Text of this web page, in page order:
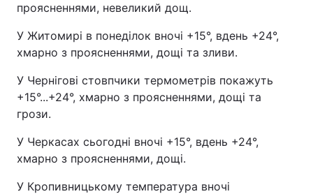
проясненнями, невеликий дощ.
У Житомирі в понеділок вночі +15°, вдень +24°,
хмарно з проясненнями, дощі та зливи.
У Чернігові стовпчики термометрів покажуть
+15°...+24°, хмарно з проясненнями, дощі та
грози.
У Черкасах сьогодні вночі +15°, вдень +24°,
хмарно з проясненнями, дощі.
У Кропивницькому температура вночі